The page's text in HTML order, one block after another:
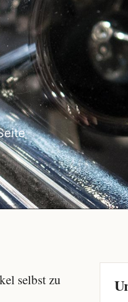
selbst zu